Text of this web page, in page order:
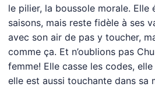
le pilier, la boussole morale. Elle
saisons, mais reste fidèle à ses
avec son air de pas y toucher,
comme ça. Et n’oublions pas
femme! Elle casse les codes,
elle est aussi touchante dans sa